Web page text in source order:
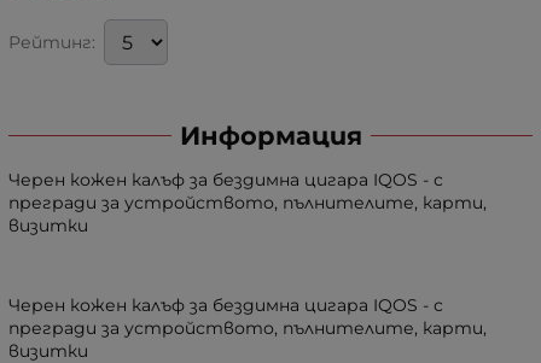
Рейтинг:
Информация
Черен кожен калъф за бездимна цигара IQOS - с
прегради за устройството, пълнителите, карти,
визитки
Черен кожен калъф за бездимна цигара IQOS - с
прегради за устройството, пълнителите, карти,
визитки